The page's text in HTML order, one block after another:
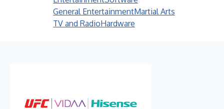
General EntertainmentMartial Arts
TV and RadioHardware